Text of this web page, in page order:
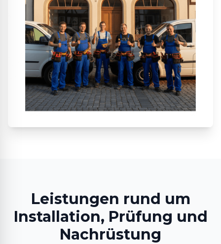
Leistungen rund um
Installation, Prüfung und
Nachrüstung